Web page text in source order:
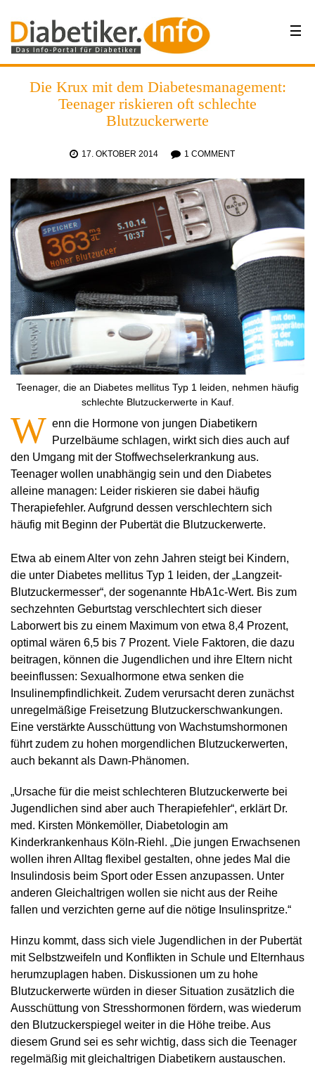
Die Krux mit dem Diabetesmanagement:
Teenager riskieren oft schlechte
Blutzuckerwerte
17. OKTOBER 2014 1 COMMENT
Teenager, die an Diabetes mellitus Typ 1 leiden, nehmen häufig
schlechte Blutzuckerwerte in Kauf.
W enn die Hormone von jungen Diabetikern
Purzelbäume schlagen, wirkt sich dies auch auf
den Umgang mit der Stoffwechselerkrankung aus.
Teenager wollen unabhängig sein und den Diabetes
alleine managen: Leider riskieren sie dabei häufig
Therapiefehler. Aufgrund dessen verschlechtern sich
häufig mit Beginn der Pubertät die Blutzuckerwerte.
Etwa ab einem Alter von zehn Jahren steigt bei Kindern,
die unter Diabetes mellitus Typ 1 leiden, der „Langzeit-
Blutzuckermesser“, der sogenannte HbA1c-Wert. Bis zum
sechzehnten Geburtstag verschlechtert sich dieser
Laborwert bis zu einem Maximum von etwa 8,4 Prozent,
optimal wären 6,5 bis 7 Prozent. Viele Faktoren, die dazu
beitragen, können die Jugendlichen und ihre Eltern nicht
beeinflussen: Sexualhormone etwa senken die
Insulinempfindlichkeit. Zudem verursacht deren zunächst
unregelmäßige Freisetzung Blutzuckerschwankungen.
Eine verstärkte Ausschüttung von Wachstumshormonen
führt zudem zu hohen morgendlichen Blutzuckerwerten,
auch bekannt als Dawn-Phänomen.
„Ursache für die meist schlechteren Blutzuckerwerte bei
Jugendlichen sind aber auch Therapiefehler“, erklärt Dr.
med. Kirsten Mönkemöller, Diabetologin am
Kinderkrankenhaus Köln-Riehl. „Die jungen Erwachsenen
wollen ihren Alltag flexibel gestalten, ohne jedes Mal die
Insulindosis beim Sport oder Essen anzupassen. Unter
anderen Gleichaltrigen wollen sie nicht aus der Reihe
fallen und verzichten gerne auf die nötige Insulinspritze.“
Hinzu kommt, dass sich viele Jugendlichen in der Pubertät
mit Selbstzweifeln und Konflikten in Schule und Elternhaus
herumzuplagen haben. Diskussionen um zu hohe
Blutzuckerwerte würden in dieser Situation zusätzlich die
Ausschüttung von Stresshormonen fördern, was wiederum
den Blutzuckerspiegel weiter in die Höhe treibe. Aus
diesem Grund sei es sehr wichtig, dass sich die Teenager
regelmäßig mit gleichaltrigen Diabetikern austauschen.